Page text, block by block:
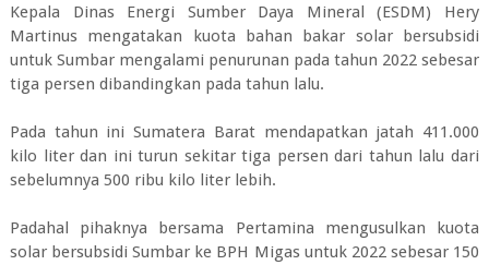
Kepala Dinas Energi Sumber Daya Mineral (ESDM) Hery
Martinus mengatakan kuota bahan bakar solar bersubsidi
untuk Sumbar mengalami penurunan pada tahun 2022 sebesar
tiga persen dibandingkan pada tahun lalu.
Pada tahun ini Sumatera Barat mendapatkan jatah 411.000
kilo liter dan ini turun sekitar tiga persen dari tahun lalu dari
sebelumnya 500 ribu kilo liter lebih.
Padahal pihaknya bersama Pertamina mengusulkan kuota
solar bersubsidi Sumbar ke BPH Migas untuk 2022 sebesar 150